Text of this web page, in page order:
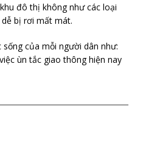
đô thị không như các loại
bị rơi mất mát.
của mỗi người dân như:
ùn tắc giao thông hiện nay